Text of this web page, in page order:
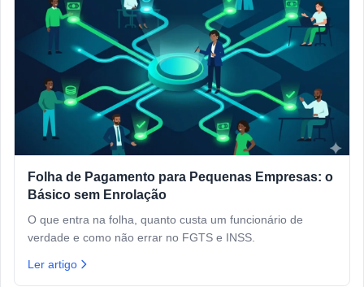
Folha de Pagamento para Pequenas Empresas: o
Básico sem Enrolação
O que entra na folha, quanto custa um funcionário de
verdade e como não errar no FGTS e INSS.
Ler artigo